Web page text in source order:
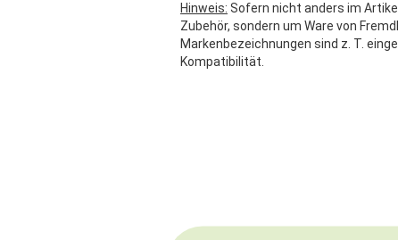
Hinweis: Sofern nicht anders im
Zubehör, sondern um Ware von
Markenbezeichnungen sind z. T.
Kompatibilität.